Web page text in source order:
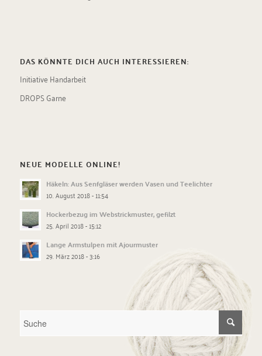
DAS KÖNNTE DICH AUCH INTERESSIEREN:
Initiative Handarbeit
DROPS Garne
NEUE MODELLE ONLINE!
Häkeln: Aus Senfgläser werden Vasen und Teelichter
10. August 2018 - 11:54
Hockerbezug im Webstrickmuster, gefilzt
25. April 2018 - 15:12
Lange Armstulpen mit Ajourmuster
29. März 2018 - 3:16